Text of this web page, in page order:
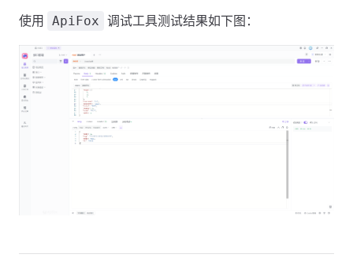
使用 ApiFox 调试工具测试结果如下图：